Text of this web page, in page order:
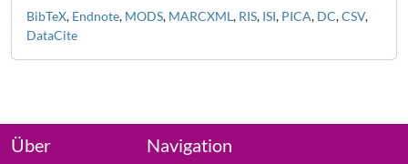
BibTeX, Endnote, MODS, MARCXML, RIS, ISI, PICA, DC,CSV,
DataCite
Über Navigation